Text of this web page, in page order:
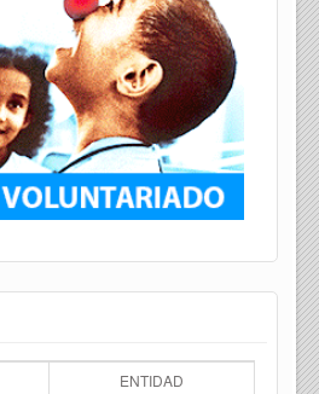
ENTIDAD